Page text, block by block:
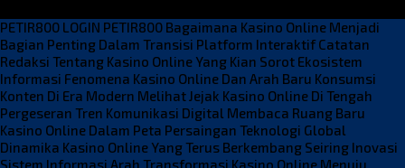
PETIR800 LOGIN PETIR800 Bagaimana Kasino Online Menjadi
Bagian Penting Dalam Transisi Platform Interaktif Catatan
Redaksi Tentang Kasino Online Yang Kian Sorot Ekosistem
Informasi Fenomena Kasino Online Dan Arah Baru Konsumsi
Konten Di Era Modern Melihat Jejak Kasino Online Di Tengah
Pergeseran Tren Komunikasi Digital Membaca Ruang Baru
Kasino Online Dalam Peta Persaingan Teknologi Global
Dinamika Kasino Online Yang Terus Berkembang Seiring Inovasi
Sistem Informasi Arah Transformasi Kasino Online Menuju